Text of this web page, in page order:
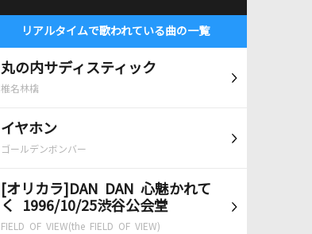
リアルタイムで歌われている曲の一覧
丸の内サディスティック
椎名林檎
イヤホン
ゴールデンボンバー
[オリカラ]DAN DAN 心魅かれて
く 1996/10/25渋谷公会堂
FIELD OF VIEW(the FIELD OF VIEW)